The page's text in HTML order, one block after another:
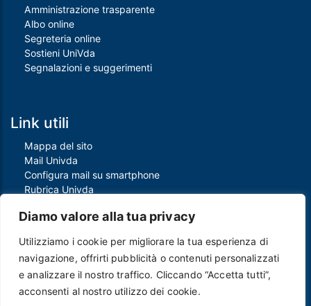
Diamo valore alla tua privacy
Utilizziamo i cookie per migliorare la tua esperienza di
navigazione, offrirti pubblicità o contenuti personalizzati
e analizzare il nostro traffico. Cliccando “Accetta tutti”,
acconsenti al nostro utilizzo dei cookie.
Amministrazione trasparente
Albo online
Segreteria online
Sostieni UniVda
Segnalazioni e suggerimenti
Link utili
Mappa del sito
Mail Univda
Configura mail su smartphone
Rubrica Univda
Piè di pagina
Crediti
Note legali
Contatti